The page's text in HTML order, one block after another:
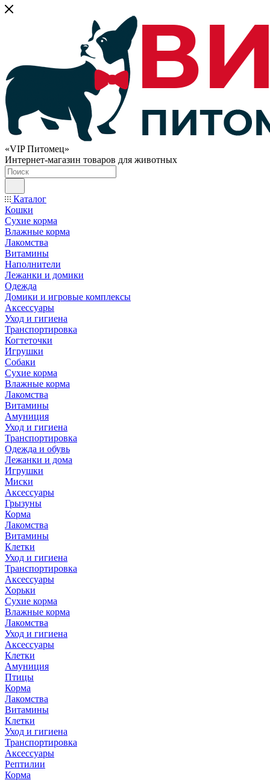
«VIP Питомец»
Интернет-магазин товаров для животных
Каталог
Кошки
Сухие корма
Влажные корма
Лакомства
Витамины
Наполнители
Лежанки и домики
Одежда
Домики и игровые комплексы
Аксессуары
Уход и гигиена
Транспортировка
Когтеточки
Игрушки
Собаки
Сухие корма
Влажные корма
Лакомства
Витамины
Амуниция
Уход и гигиена
Транспортировка
Одежда и обувь
Лежанки и дома
Игрушки
Миски
Аксессуары
Грызуны
Корма
Лакомства
Витамины
Клетки
Уход и гигиена
Транспортировка
Аксессуары
Хорьки
Сухие корма
Влажные корма
Лакомства
Уход и гигиена
Аксессуары
Клетки
Амуниция
Птицы
Корма
Лакомства
Витамины
Клетки
Уход и гигиена
Транспортировка
Аксессуары
Рептилии
Корма